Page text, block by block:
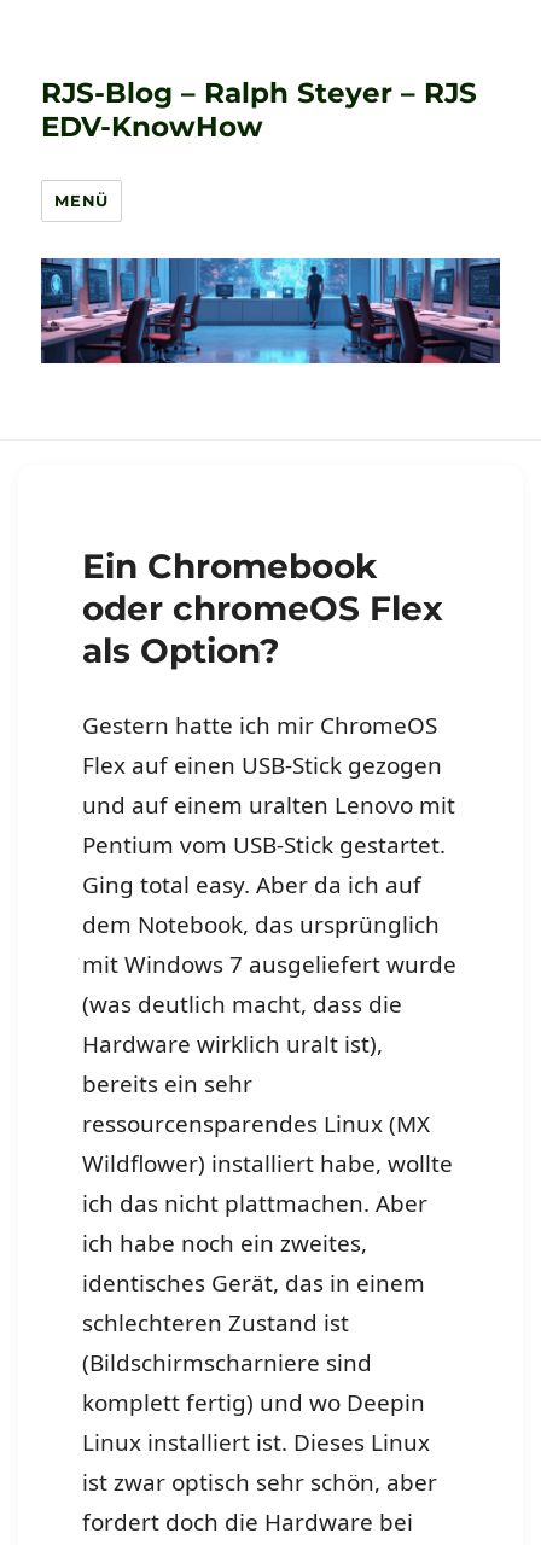
RJS-Blog – Ralph Steyer – RJS
EDV-KnowHow
MENÜ
Ein Chromebook
oder chromeOS Flex
als Option?
Gestern hatte ich mir ChromeOS
Flex auf einen USB-Stick gezogen
und auf einem uralten Lenovo mit
Pentium vom USB-Stick gestartet.
Ging total easy. Aber da ich auf
dem Notebook, das ursprünglich
mit Windows 7 ausgeliefert wurde
(was deutlich macht, dass die
Hardware wirklich uralt ist),
bereits ein sehr
ressourcensparendes Linux (MX
Wildflower) installiert habe, wollte
ich das nicht plattmachen. Aber
ich habe noch ein zweites,
identisches Gerät, das in einem
schlechteren Zustand ist
(Bildschirmscharniere sind
komplett fertig) und wo Deepin
Linux installiert ist. Dieses Linux
ist zwar optisch sehr schön, aber
fordert doch die Hardware bei